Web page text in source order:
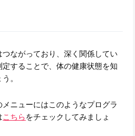
ながっており、深く関係してい
することで、体の健康状態を知
。
ニューにはこのようなプログラ
こちら をチェックしてみましょ